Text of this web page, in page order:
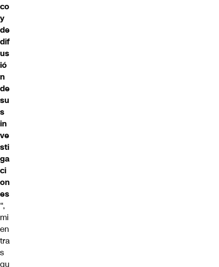
co
y
de
dif
us
ió
n
de
su
s
in
ve
sti
ga
ci
on
es
“,
mi
en
tra
s
qu